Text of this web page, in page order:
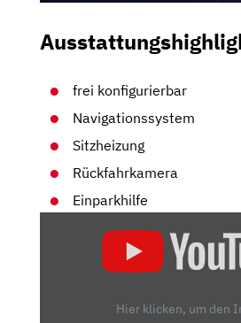
frei konfigurierbar
Navigationssystem
Sitzheizung
Rückfahrkamera
Einparkhilfe
(FACELIFT
Hier klicken, um den